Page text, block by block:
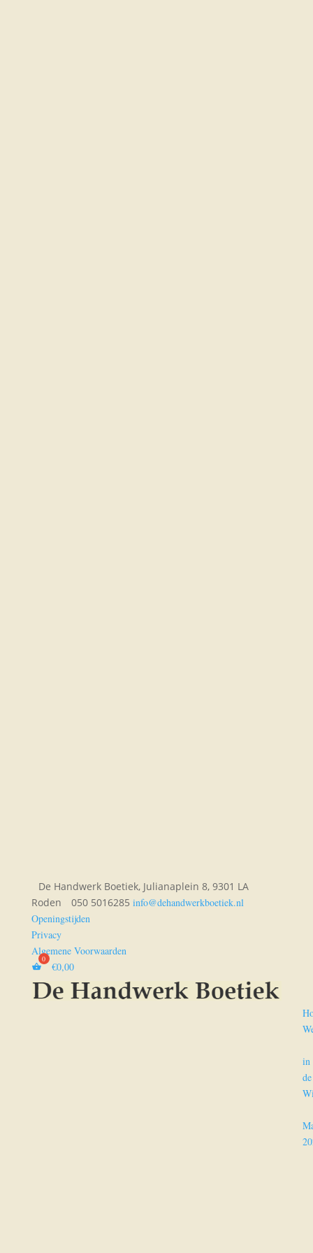
De Handwerk Boetiek, Julianaplein 8, 9301 LA
Roden
050 5016285 info@dehandwerkboetiek.nl
Openingstijden
Privacy
Algemene Voorwaarden
€0,00
in
de